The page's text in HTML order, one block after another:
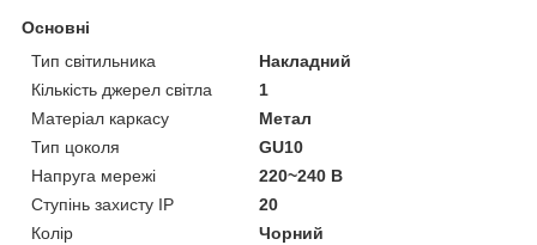
Основні
Тип світильника
Накладний
Кількість джерел світла
1
Матеріал каркасу
Метал
Тип цоколя
GU10
Напруга мережі
220~240 В
Ступінь захисту IP
20
Колір
Чорний